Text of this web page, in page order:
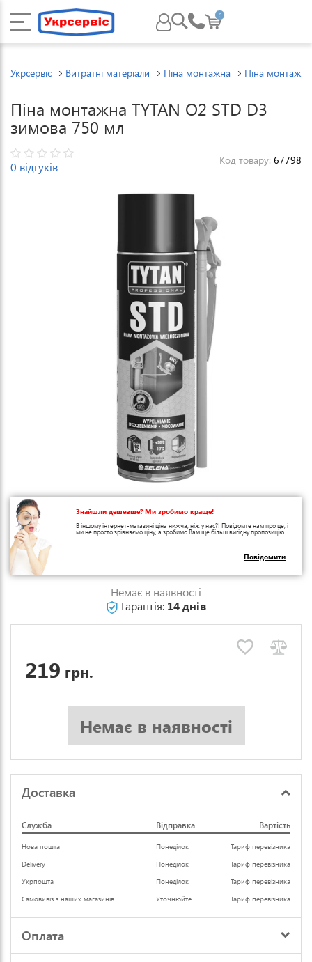
0
Укрсервіс Витратні матеріали Піна монтажна Піна монтажна
Піна монтажна TYTAN О2 STD D3
зимова 750 мл
0 відгуків Код товару: 67798
Знайшли дешевше? Ми зробимо краще!
В іншому інтернет-магазині ціна нижча, ніж у нас?! Повідомте нам про це, і
ми не просто зрівняємо ціну, а зробимо Вам ще більш вигідну пропозицію.
Повідомити
Немає в наявності
Гарантія: 14 днів
219 грн.
Немає в наявності
Доставка
Служба Відправка Вартість
Нова пошта Понеділок
Тариф перевізника
Delivery
Понеділок
Тариф перевізника
Укрпошта
Понеділок
Тариф перевізника
Самовивіз з наших магазинів
Уточнюйте Тариф перевізника
Оплата